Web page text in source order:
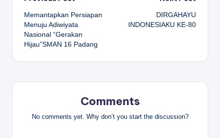
navigation
Memantapkan Persiapan
Menuju Adiwiyata
Nasional “Gerakan
Hijau”SMAN 16 Padang
DIRGAHAYU
INDONESIAKU KE-80
Comments
No comments yet. Why don’t you start the discussion?